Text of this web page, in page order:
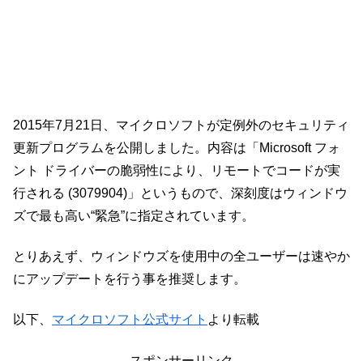
2015年7月21日、マイクロソフトが定例外のセキュリティ
更新プログラムを公開しました。内容は「Microsoft フォ
ント ドライバーの脆弱性により、リモートでコードが実
行される (3079904)」というもので、深刻度はウィンドウ
ズで最も高い“緊急”に指定されています。
とりあえず、ウィンドウズを使用中の全ユーザーは速やか
にアップデートを行う事を推奨します。
以下、 マイクロソフト公式サイト より転載